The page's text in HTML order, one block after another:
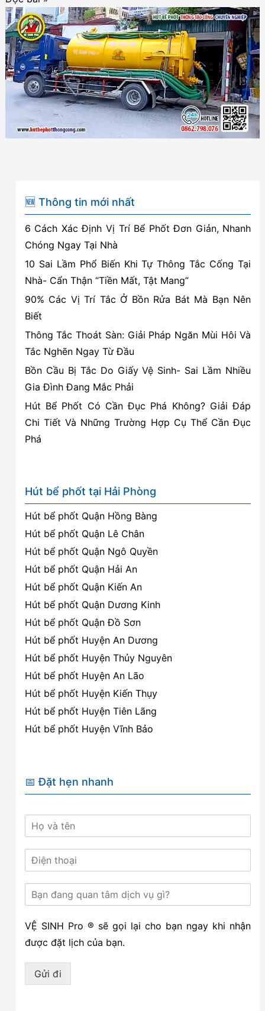
bể
phốt
tại
Ngô
Quyền
Phòng
🆕 Thông tin mới nhất
6 Cách Xác Định Vị Trí Bể Phốt Đơn Giản, Nhanh
Chóng Ngay Tại Nhà
10 Sai Lầm Phổ Biến Khi Tự Thông Tắc Cống Tại
Nhà- Cẩn Thận “Tiền Mất, Tật Mang”
90% Các Vị Trí Tắc Ở Bồn Rửa Bát Mà Bạn Nên
Biết
Thông Tắc Thoát Sàn: Giải Pháp Ngăn Mùi Hôi Và
Tắc Nghẽn Ngay Từ Đầu
Bồn Cầu Bị Tắc Do Giấy Vệ Sinh- Sai Lầm Nhiều
Gia Đình Đang Mắc Phải
Hút Bể Phốt Có Cần Đục Phá Không? Giải Đáp
Chi Tiết Và Những Trường Hợp Cụ Thể Cần Đục
Phá
Hút bể phốt tại Hải Phòng
Hút bể phốt Quận Hồng Bàng
Hút bể phốt Quận Lê Chân
Hút bể phốt Quận Ngô Quyền
Hút bể phốt Quận Hải An
Hút bể phốt Quận Kiến An
Hút bể phốt Quận Dương Kinh
Hút bể phốt Quận Đồ Sơn
Hút bể phốt Huyện An Dương
Hút bể phốt Huyện Thủy Nguyên
Hút bể phốt Huyện An Lão
Hút bể phốt Huyện Kiến Thụy
Hút bể phốt Huyện Tiên Lãng
Hút bể phốt Huyện Vĩnh Bảo
📅 Đặt hẹn nhanh
VỆ SINH Pro ® sẽ gọi lại cho bạn ngay khi nhận
được đặt lịch của bạn.
Gửi đi